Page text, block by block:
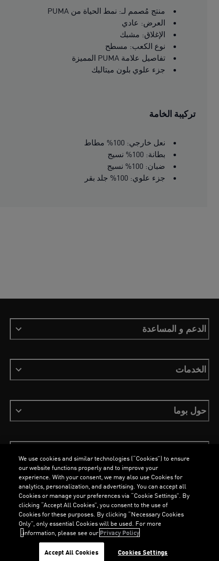
منتج مُصمم لـ: نمط الحياة من PUMA
العرض: عادي
الإغلاق: مشبك
نوع الكعب: مسطح
تفاصيل علامة PUMA المميزة
جزء علوي بلون ميتاليك
تركيبة الخامة
نعل خارجي: 100% مطاط
بطانة: 100% نسيج
ضبان: 100% نسيج
جزء علوي: 100% جلد بقر
الدعم و المساعدة
الخدمات
حول بوما
ملفات تعريف الارتباطسياسة الخصوصيةImprint
العربية
جميع الحقوق محفوظة © PUMA, 2026
We use cookies and similar technologies (“Cookies”) to ensure
our website functions properly and to improve your
experience. With your consent, we may also use Cookies for
analytics, personalization, and advertising. You can accept all
Cookies or manage your preferences via “Cookie Settings”. By
clicking “Accept All Cookies”, you consent to the use of
Cookies for these purposes. By clicking “Necessary Cookies
Only”, only essential Cookies will be used. For more
information, please see ourPrivacy Policy.
Cookies Settings
Accept All Cookies